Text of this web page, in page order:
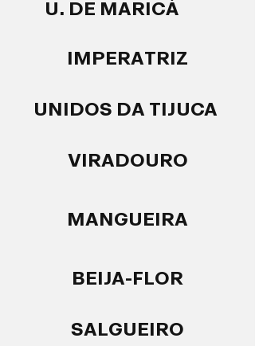
U. DE MARICÁ
IMPERATRIZ
UNIDOS DA TIJUCA
VIRADOURO
MANGUEIRA
BEIJA-FLOR
SALGUEIRO